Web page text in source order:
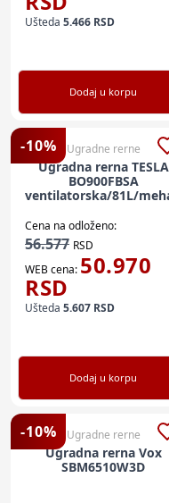
Ušteda 5.466 RSD
Dodaj u korpu
-10% Ugradne rerne
Ugradna rerna TESLA
BO900FBSA
ventilatorska/81L/
Cena na odloženo:
56.577 RSD
WEB cena: 50.970
RSD
Ušteda 5.607 RSD
Dodaj u korpu
-10% Ugradne rerne
Ugradna rerna Vox
SBM6510W3D